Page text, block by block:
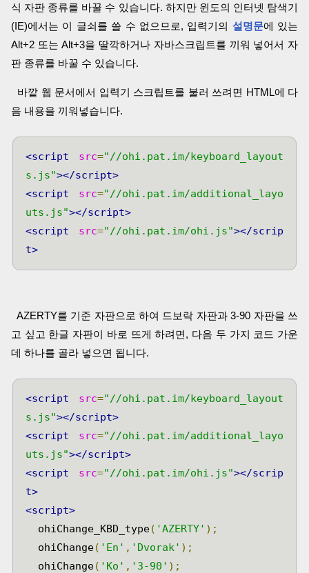
식 자판 종류를 바꿀 수 있습니다. 하지만 윈도의 인터넷 탐색기
(IE)에서는 이 글쇠를 쓸 수 없으므로, 입력기의 설명문에 있는
Alt+2 또는 Alt+3을 딸깍하거나 자바스크립트를 끼워 넣어서 자
판 종류를 바꿀 수 있습니다.
바깥 웹 문서에서 입력기 스크립트를 불러 쓰려면 HTML에 다
음 내용을 끼워넣습니다.
<script src="//ohi.pat.im/keyboard_layout
s.js"></script>
<script
src="//ohi.pat.im/additional_layo
uts.js"></script>
<script
src="//ohi.pat.im/ohi.js"></scrip
t>
AZERTY를 기준 자판으로 하여 드보락 자판과 3-90 자판을 쓰
고 싶고 한글 자판이 바로 뜨게 하려면, 다음 두 가지 코드 가운
데 하나를 골라 넣으면 됩니다.
<script src="//ohi.pat.im/keyboard_layout
s.js"></script>
<script
src="//ohi.pat.im/additional_layo
uts.js"></script>
<script
src="//ohi.pat.im/ohi.js"></scrip
t>
<script>
  ohiChange_KBD_type
( 'AZERTY' );
  ohiChange
( 'En' , 'Dvorak' );
  ohiChange
( 'Ko' , '3-90' );